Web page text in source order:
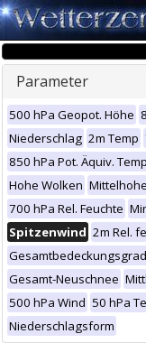
Parameter
500 hPa Geopot. Höhe
Niederschlag 2m Temp
850 hPa Pot. Äquiv. Temp
Hohe Wolken
700 hPa Rel. Feuchte
Spitzenwind 2m Rel.
Gesamtbedeckungsgrad
Gesamt-Neuschnee
500 hPa Wind 50 hPa
Niederschlagsform